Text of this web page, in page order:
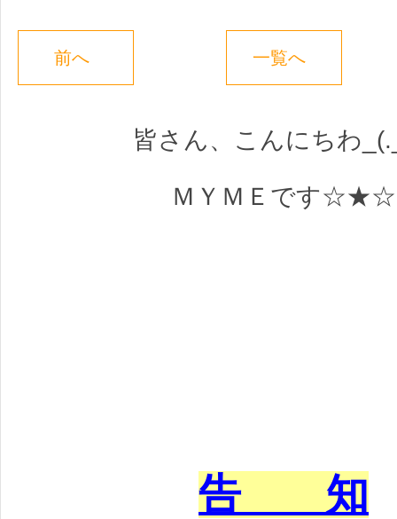
前へ 一覧へ
皆さん、こんにちわ
ＭＹＭＥです☆★☆
告 知